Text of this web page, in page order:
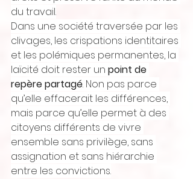
du travail.
Dans une société traversée par les
clivages, les crispations identitaires
et les polémiques permanentes, la
laïcité doit rester un point de
repère partagé. Non pas parce
qu’elle effacerait les différences,
mais parce qu’elle permet à des
citoyens différents de vivre
ensemble sans privilège, sans
assignation et sans hiérarchie
entre les convictions.